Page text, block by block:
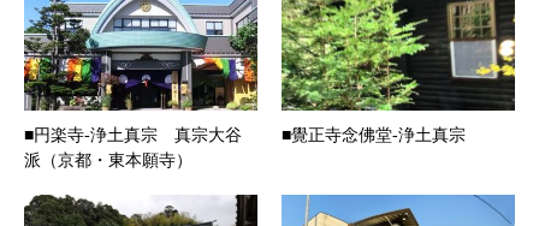
■円楽寺-浄土真宗 真宗大谷
派（京都・東本願寺）
■覺正寺念佛堂-浄土真宗